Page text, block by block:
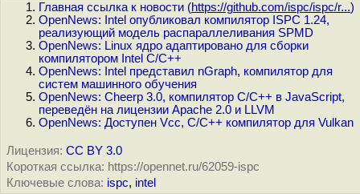
Главная ссылка к новости (https://github.com/ispc/ispc/r...)
OpenNews: Intel опубликовал компилятор ISPC 1.24,
реализующий модель распараллеливания SPMD
OpenNews: Linux ядро адаптировано для сборки
компилятором Intel C/C++
OpenNews: Intel представил nGraph, компилятор для
систем машинного обучения
OpenNews: Cheerp 3.0, компилятор C/C++ в JavaScript,
переведён на лицензии Apache 2.0 и LLVM
OpenNews: Доступен Vcc, C/C++ компилятор для Vulkan
Лицензия: CC BY 3.0
Короткая ссылка: https://opennet.ru/62059-ispc
Ключевые слова: ispc, intel